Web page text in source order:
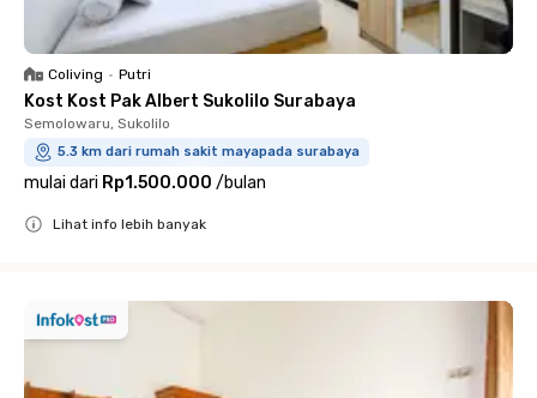
Coliving • Putri
Kost Kost Pak Albert Sukolilo Surabaya
Semolowaru, Sukolilo
5.3 km dari rumah sakit mayapada surabaya
mulai dari Rp1.500.000 /bulan
Lihat info lebih banyak